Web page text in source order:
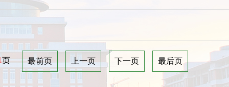
页 最前页 上一页 下一页 最后页